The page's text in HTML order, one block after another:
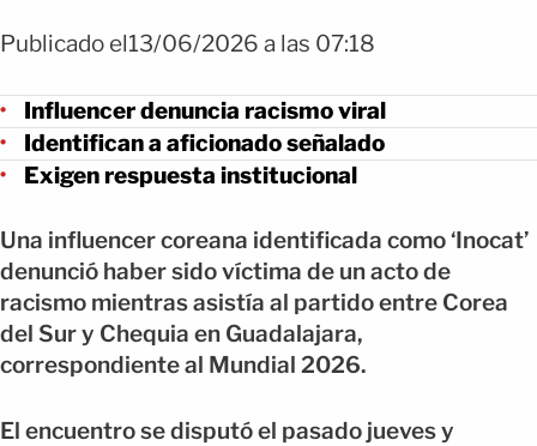
Publicado el13/06/2026 a las 07:18
Influencer denuncia racismo viral
Identifican a aficionado señalado
Exigen respuesta institucional
Una influencer coreana identificada como ‘Inocat’
denunció haber sido víctima de un acto de
racismo mientras asistía al partido entre Corea
del Sur y Chequia en Guadalajara,
correspondiente al Mundial 2026.
El encuentro se disputó el pasado jueves y